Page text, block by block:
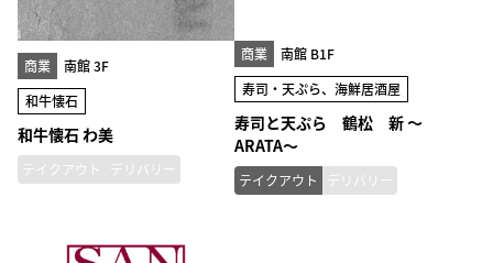
商業
南館 3F
和牛懐石
和牛懐石 わ美
テイクアウト デリバリー
商業
南館 B1F
寿司・天ぷら、海鮮居酒屋
寿司と天ぷら 鶴松 新 ～
ARATA～
テイクアウト デリバリー